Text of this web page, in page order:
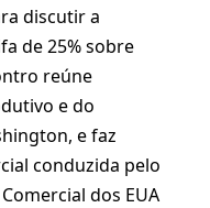
discutir a
de 25% sobre
reúne
e do
e faz
conduzida pelo
dos EUA